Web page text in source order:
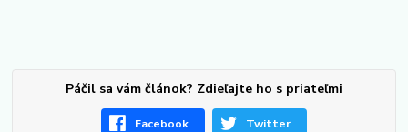
Páčil sa vám článok? Zdieľajte ho s priateľmi
Facebook Twitter